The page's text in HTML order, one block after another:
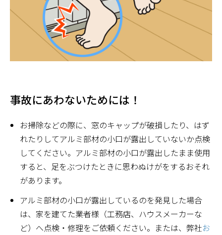
事故にあわないためには！
お掃除などの際に、窓のキャップが破損したり、はず
れたりしてアルミ部材の小口が露出していないか点検
してください。アルミ部材の小口が露出したまま使用
すると、足をぶつけたときに思わぬけがをするおそれ
があります。
アルミ部材の小口が露出しているのを発見した場合
は、家を建てた業者様（工務店、ハウスメーカーな
ど）へ点検・修理をご依頼ください。または、弊社お